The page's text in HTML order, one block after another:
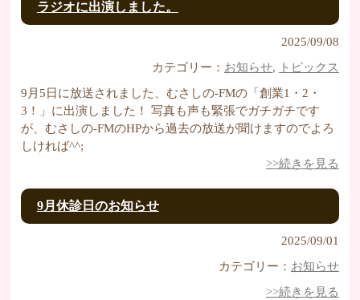
ラジオに出演しました。
2025/09/08
カテゴリー： お知らせ,
トピックス
9月5日に放送されました、むさしの-FMの「創業1・2・
3！」に出演しました！ 写真も声も緊張でガチガチです
が、むさしの-FMのHPから過去の放送が聞けますのでよろ
しければ^^;
>>続きを見る
9月休診日のお知らせ
2025/09/01
カテゴリー： お知らせ
>>続きを見る